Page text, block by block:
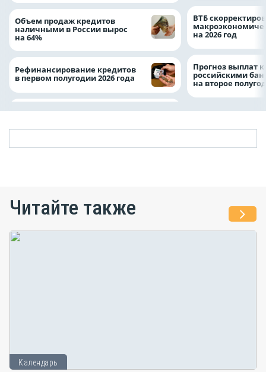
Объем продаж кредитов
наличными в России вырос
на 64%
Рефинансирование кредитов
в первом полугодии 2026 года
ВТБ
на 2026 год
Прогноз выплат
российскими
на второе
Читайте также
Календарь